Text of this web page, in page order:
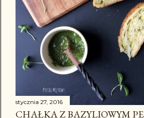
stycznia 27, 2016
CHAŁKA Z BAZYLIOWYM